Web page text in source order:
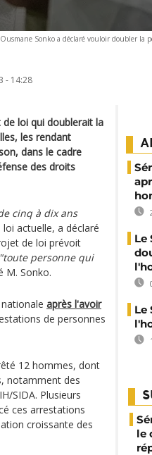
Sonko a déclaré vouloir doubler la
- 14:28
loi qui doublerait la
les rendant
dans le cadre
des droits
cinq à dix ans
actuelle, a déclaré
de loi prévoit
"toute personne qui
M. Sonko.
après l'avoir
de personnes
12 hommes, dont
notamment des
SIDA. Plusieurs
ces arrestations
croissante des
Le
Le
le